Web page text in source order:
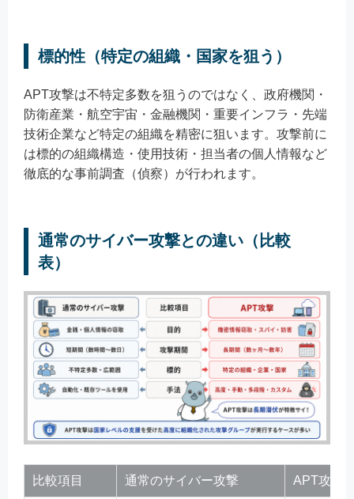
標的性（特定の組織・国家を狙う）
APT攻撃は不特定多数を狙うのではなく、政府機関・
防衛産業・航空宇宙・金融機関・重要インフラ・先端
技術企業など特定の組織を精密に狙います。攻撃前に
は標的の組織構造・使用技術・担当者の個人情報など
徹底的な事前調査（偵察）が行われます。
通常のサイバー攻撃との違い（比較
表）
比較項目 通常のサイバー攻撃 APT攻撃